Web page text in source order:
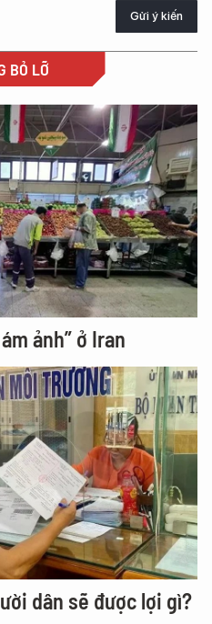
Gửi ý kiến
BỎ LỠ
ảnh” ở Iran
dân sẽ được lợi gì?